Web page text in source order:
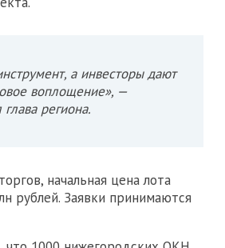
а инвесторы дают
воплощение», —
региона.
начальная цена лота
рублей. Заявки принимаются